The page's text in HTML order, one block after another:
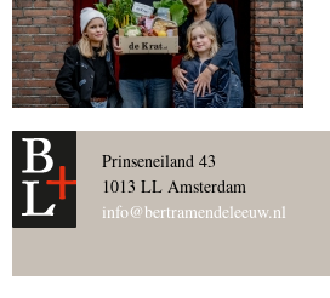
Prinseneiland 43
1013 LL Amsterdam
info@bertramendeleeuw.nl